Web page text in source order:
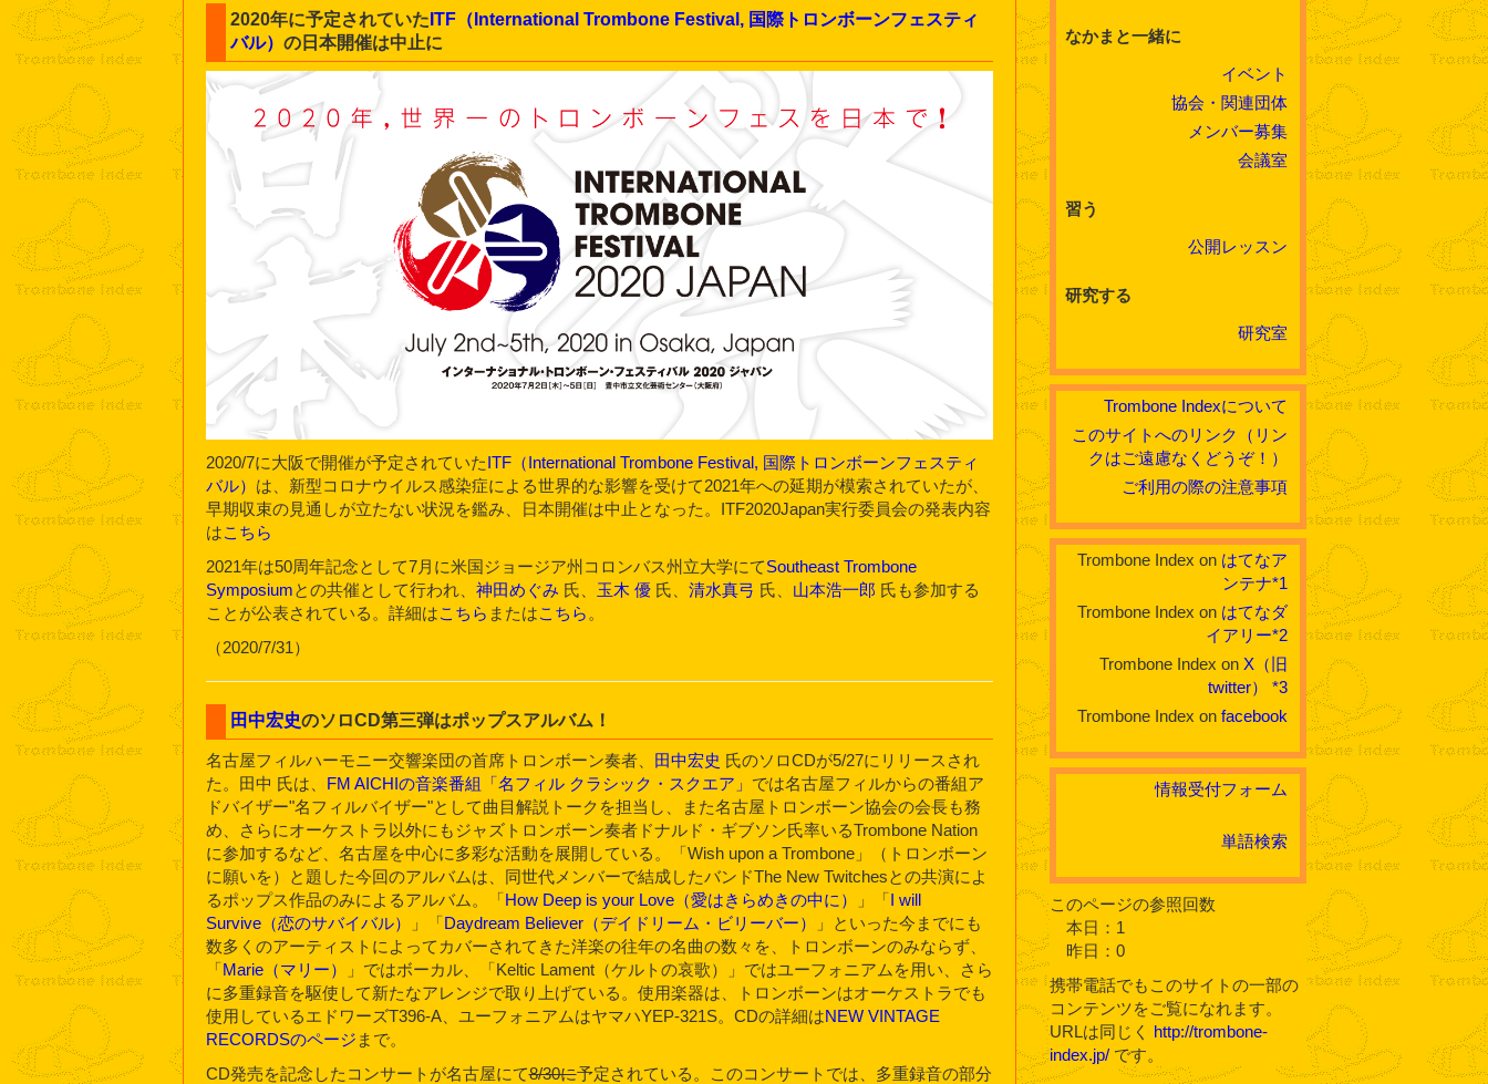
2020年に予定されていた ITF（International Trombone Festival, 国際トロンボーンフェスティ
バル）の日本開催は中止に
2020/7に大阪で開催が予定されていたITF（International Trombone Festival, 国際トロンボーンフェスティ
バル） は、新型コロナウイルス感染症による世界的な影響を受けて2021年への延期が模索されていたが、
早期収束の見通しが立たない状況を鑑み、日本開催は中止となった。ITF2020Japan実行委員会の発表内容
はこちら
2021年は50周年記念として7月に米国ジョージア州コロンバス州立大学にてSoutheast Trombone
Symposiumとの共催として行われ、 神田めぐみ 氏、 玉木 優氏、 清水真弓 氏、 山本浩一郎 氏も参加する
ことが公表されている。詳細はこちら またはこちら 。
（2020/7/31）
田中宏史のソロCD第三弾はポップスアルバム！
名古屋フィルハーモニー交響楽団の首席トロンボーン奏者、 田中宏史 氏のソロCDが5/27にリリースされ
た。田中 氏は、 FM AICHIの音楽番組「名フィル クラシック・スクエア」 では名古屋フィルからの番組ア
ドバイザー"名フィルバイザー"として曲目解説トークを担当し、また名古屋トロンボーン協会の会長も務
め、さらにオーケストラ以外にもジャズトロンボーン奏者ドナルド・ギブソン氏率いるTrombone Nation
に参加するなど、名古屋を中心に多彩な活動を展開している。「Wish upon a Trombone」（トロンボーン
に願いを）と題した今回のアルバムは、同世代メンバーで結成したバンドThe New Twitchesとの共演によ
るポップス作品のみによるアルバム。「How Deep is your Love（愛はきらめきの中に） 」「I will
Survive（恋のサバイバル）
」「Daydream Believer（デイドリーム・ビリーバー）
」といった今までにも
数多くのアーティストによってカバーされてきた洋楽の往年の名曲の数々を、トロンボーンのみならず、
「Marie（マリー）
」ではボーカル、「Keltic Lament（ケルトの哀歌）」ではユーフォニアムを用い、さら
に多重録音を駆使して新たなアレンジで取り上げている。使用楽器は、トロンボーンはオーケストラでも
使用しているエドワーズT396-A、ユーフォニアムはヤマハYEP-321S。CDの詳細はNEW VINTAGE
RECORDSのページ まで。
CD発売を記念したコンサートが名古屋にて8/30に予定されている。このコンサートでは、多重録音の部分
なかまと一緒に
イベント
協会・関連団体
メンバー募集
会議室
習う
公開レッスン
研究する
研究室
Trombone Indexについて
このサイトへのリンク（リン
クはご遠慮なくどうぞ！）
ご利用の際の注意事項
Trombone Index on はてなア
ンテナ*1
Trombone Index on はてなダ
イアリー*2
Trombone Index onX（旧
twitter）
*3
Trombone Index onfacebook
情報受付フォーム
単語検索
このページの参照回数
本日：1
昨日：0
携帯電話でもこのサイトの一部の
コンテンツをご覧になれます。
URLは同じく http://trombone-
index.jp/ です。